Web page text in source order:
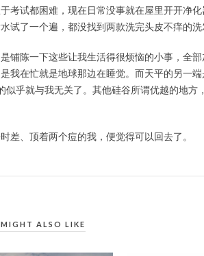
考试都困难，现在日常没事就在屋里开开净
试了一个遍，都没找到两款洗完头皮不痒的洗
铺陈一下这些让我生活得很烦恼的小事，全
我在忙就是地球那边在睡觉。而天平的另一
乎就与我无关了。其他硅谷所谓优越的地方
差、顶着两个痘的我，便觉得可以回去了。
ALSO LIKE